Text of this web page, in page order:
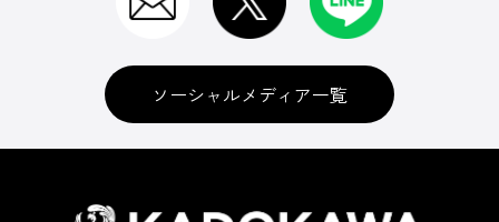
ソーシャルメディア一覧